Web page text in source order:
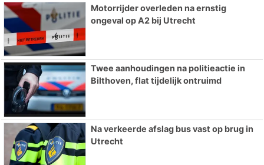
Motorrijder overleden na ernstig
ongeval op A2 bij Utrecht
Twee aanhoudingen na politieactie in
Bilthoven, flat tijdelijk ontruimd
Na verkeerde afslag bus vast op brug in
Utrecht